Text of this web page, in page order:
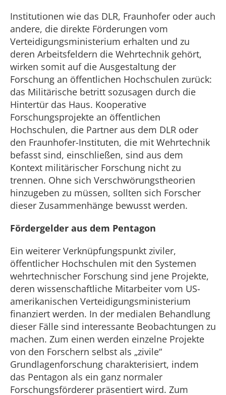
Institutionen wie das DLR, Fraunhofer oder auch
andere, die direkte Förderungen vom
Verteidigungsministerium erhalten und zu
deren Arbeitsfeldern die Wehrtechnik gehört,
wirken somit auf die Ausgestaltung der
Forschung an öffentlichen Hochschulen zurück:
das Militärische betritt sozusagen durch die
Hintertür das Haus. Kooperative
Forschungsprojekte an öffentlichen
Hochschulen, die Partner aus dem DLR oder
den Fraunhofer-Instituten, die mit Wehrtechnik
befasst sind, einschließen, sind aus dem
Kontext militärischer Forschung nicht zu
trennen. Ohne sich Verschwörungstheorien
hinzugeben zu müssen, sollten sich Forscher
dieser Zusammenhänge bewusst werden.
Fördergelder aus dem Pentagon
Ein weiterer Verknüpfungspunkt ziviler,
öffentlicher Hochschulen mit den Systemen
wehrtechnischer Forschung sind jene Projekte,
deren wissenschaftliche Mitarbeiter vom US-
amerikanischen Verteidigungsministerium
finanziert werden. In der medialen Behandlung
dieser Fälle sind interessante Beobachtungen zu
machen. Zum einen werden einzelne Projekte
von den Forschern selbst als „zivile“
Grundlagenforschung charakterisiert, indem
das Pentagon als ein ganz normaler
Forschungsförderer präsentiert wird. Zum